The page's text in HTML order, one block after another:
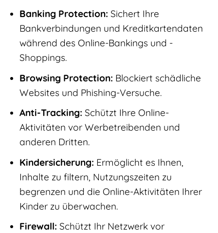
Banking Protection: Sichert Ihre
Bankverbindungen und Kreditkartendaten
während des Online-Bankings und -
Shoppings.
Browsing Protection: Blockiert schädliche
Websites und Phishing-Versuche.
Anti-Tracking: Schützt Ihre Online-
Aktivitäten vor Werbetreibenden und
anderen Dritten.
Kindersicherung: Ermöglicht es Ihnen,
Inhalte zu filtern, Nutzungszeiten zu
begrenzen und die Online-Aktivitäten Ihrer
Kinder zu überwachen.
Firewall: Schützt Ihr Netzwerk vor